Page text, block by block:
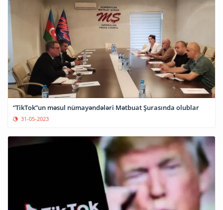
“TikTok”un məsul nümayəndələri Mətbuat Şurasında olublar
31-05-2023